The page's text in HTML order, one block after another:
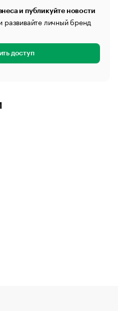
и публикуйте новости
развивайте личный бренд
доступ